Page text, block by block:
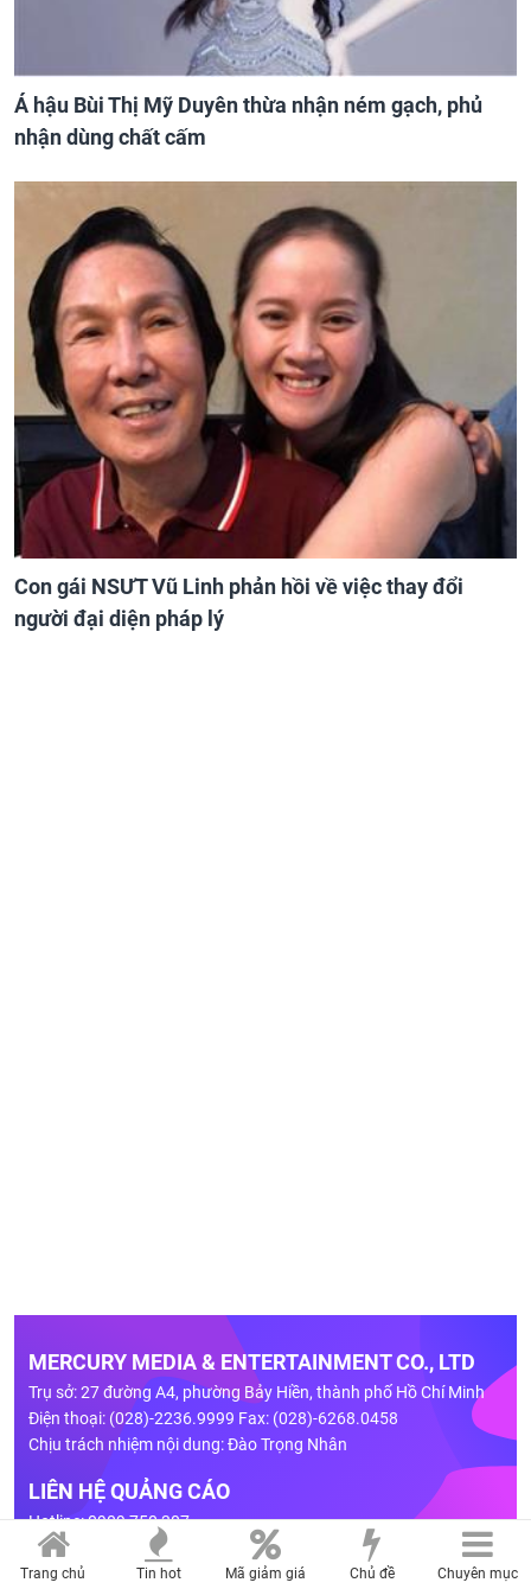
Á hậu Bùi Thị Mỹ Duyên thừa nhận ném gạch, phủ
nhận dùng chất cấm
Con gái NSƯT Vũ Linh phản hồi về việc thay đổi
người đại diện pháp lý
MERCURY MEDIA & ENTERTAINMENT CO., LTD
Trụ sở: 27 đường A4, phường Bảy Hiền, thành phố Hồ Chí Minh
Điện thoại: (028)-2236.9999 Fax: (028)-6268.0458
Chịu trách nhiệm nội dung: Đào Trọng Nhân
LIÊN HỆ QUẢNG CÁO
Hotline: 0909 750 307
Email:
quangcao@mercurymedia.com.vn
BẢNG GIÁ
Trang chủ Tin hot Mã giảm giá Chủ đề Chuyên mục